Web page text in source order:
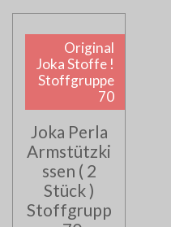
Original
Joka Stoffe !
Stoffgruppe
70
Joka Perla
Armstützki
ssen ( 2
Stück )
Stoffgrupp